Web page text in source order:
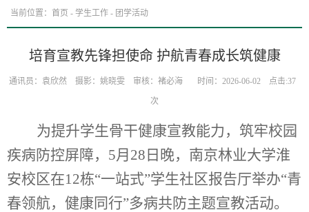
当前位置： 首页 - 学生工作 - 团学活动
培育宣教先锋担使命 护航青春成长筑健康
通讯员：袁欣然 摄影：姚晓雯 审核：褚必海 时间：2026-06-02 点击:37
次
为提升学生骨干健康宣教能力，筑牢校园
疾病防控屏障，5月28日晚，南京林业大学淮
安校区在12栋“一站式”学生社区报告厅举办“青
春领航，健康同行”多病共防主题宣教活动。